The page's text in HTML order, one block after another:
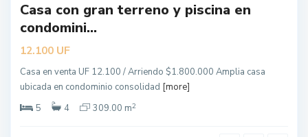
Casa con gran terreno y piscina en
condomini...
12.100 UF
Casa en venta UF 12.100 / Arriendo $1.800.000 Amplia casa
ubicada en condominio consolidad [more]
5
4 309.00 m2